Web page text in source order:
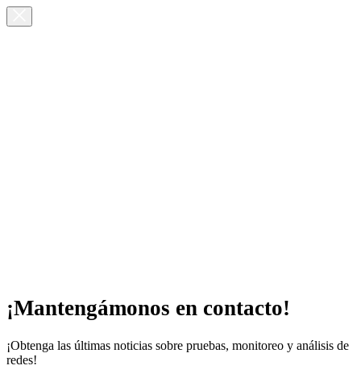
¡Mantengámonos en contacto!
¡Obtenga las últimas noticias sobre pruebas, monitoreo y análisis de
redes!